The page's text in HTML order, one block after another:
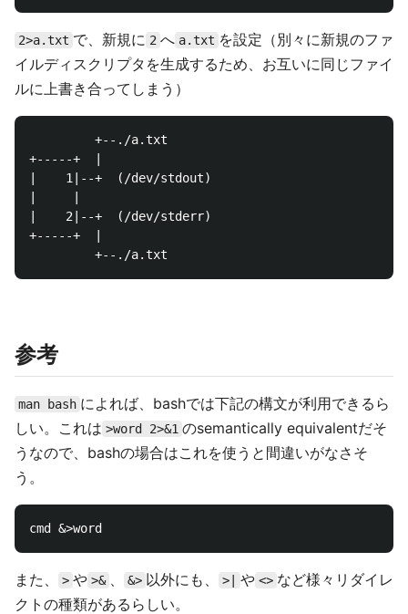
2>a.txt で、新規に 2 へ a.txt を設定（別々に新規のファ
イルディスクリプタを生成するため、お互いに同じファイ
ルに上書き合ってしまう）
         +--./a.txt
+-----+  |
|    1|--+  (/dev/stdout)
|    2|--+  (/dev/stderr)
+-----+  |
参考
man bash によれば、bashでは下記の構文が利用できるら
しい。これは >word 2>&1 のsemantically equivalentだそ
うなので、bashの場合はこれを使うと間違いがなさそ
う。
また、 > や >& 、 &> 以外にも、 >| や <> など様々リダイレ
クトの種類があるらしい。